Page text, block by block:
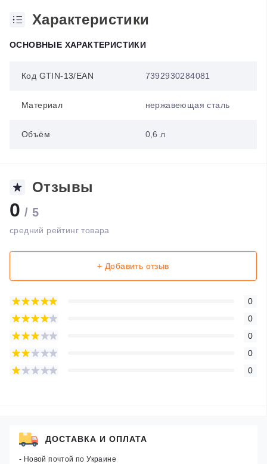
Характеристики
ОСНОВНЫЕ ХАРАКТЕРИСТИКИ
Код GTIN-13/EAN 7392930284081
Материал нержавеющая сталь
Объём 0,6 л
Отзывы
0 / 5
средний рейтинг товара
+ Добавить отзыв
0
0
0
0
0
ДОСТАВКА И ОПЛАТА
- Новой почтой по Украине